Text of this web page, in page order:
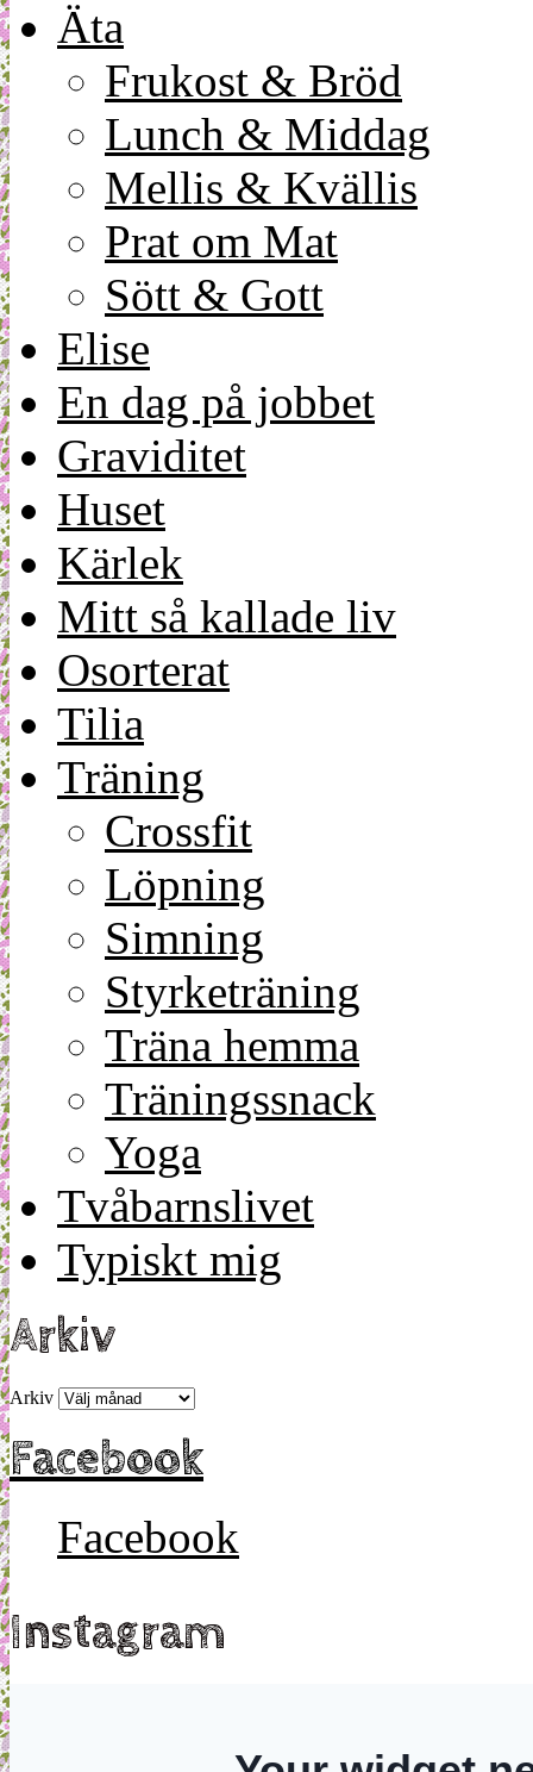
Äta
Frukost & Bröd
Lunch & Middag
Mellis & Kvällis
Prat om Mat
Sött & Gott
Elise
En dag på jobbet
Graviditet
Huset
Kärlek
Mitt så kallade liv
Osorterat
Tilia
Träning
Crossfit
Löpning
Simning
Styrketräning
Träna hemma
Träningssnack
Yoga
Tvåbarnslivet
Typiskt mig
Arkiv
Arkiv
Facebook
Facebook
Instagram